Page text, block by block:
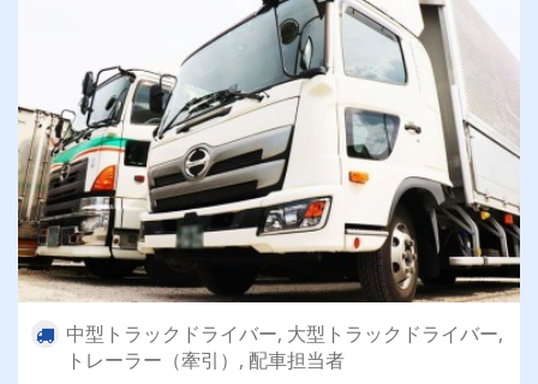
中型トラックドライバー, 大型トラックドライバー,
トレーラー（牽引）, 配車担当者